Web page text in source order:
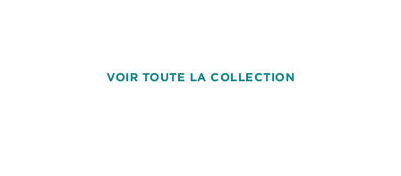
VOIR TOUTE LA COLLECTION